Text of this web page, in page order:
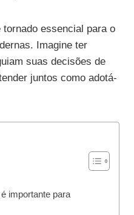
tornado essencial para o
Imagine ter
suas decisões de
juntos como adotá-
importante para